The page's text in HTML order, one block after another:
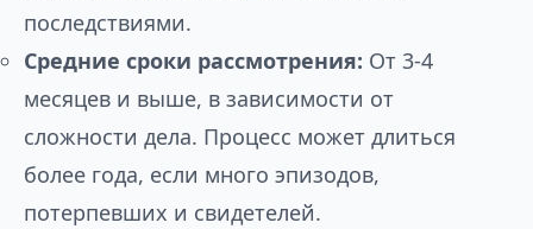
последствиями.
Средние сроки рассмотрения: От 3-4
месяцев и выше, в зависимости от
сложности дела. Процесс может длиться
более года, если много эпизодов,
потерпевших и свидетелей.